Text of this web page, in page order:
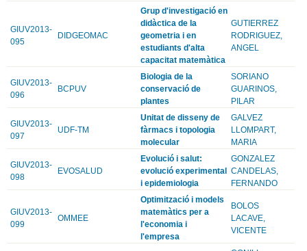
GIUV2013-
095
DIDGEOMAC
Grup d'investigació en
didàctica de la
geometria i en
estudiants d'alta
capacitat matemàtica
GUTIERREZ
RODRIGUEZ,
ANGEL
GIUV2013-
096
BCPUV
Biologia de la
conservació de
plantes
SORIANO
GUARINOS,
PILAR
GIUV2013-
097
UDF-TM
Unitat de disseny de
fàrmacs i topologia
molecular
GALVEZ
LLOMPART,
MARIA
GIUV2013-
098
EVOSALUD
Evolució i salut:
evolució experimental
i epidemiologia
GONZALEZ
CANDELAS,
FERNANDO
GIUV2013-
099
OMMEE
Optimització i models
matemàtics per a
l'economia i
l'empresa
BOLOS
LACAVE,
VICENTE